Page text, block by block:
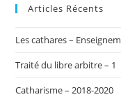
Articles Récents
Les cathares –
Traité du libre arbitre – 1
Catharisme – 2018-2020